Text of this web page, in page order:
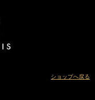
ショップへ戻る